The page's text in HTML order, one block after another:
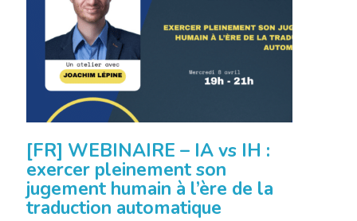
[FR] WEBINAIRE – IA vs IH :
exercer pleinement son
jugement humain à l’ère de la
traduction automatique